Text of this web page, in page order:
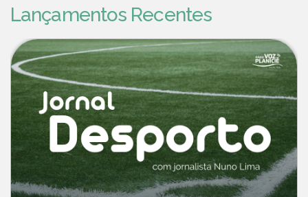
Lançamentos Recentes